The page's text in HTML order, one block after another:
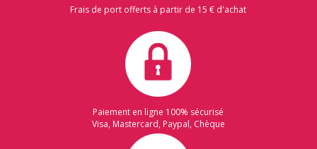
Frais de port offerts à partir de 15 € d'achat
Paiement en ligne 100% sécurisé
Visa, Mastercard, Paypal, Chèque